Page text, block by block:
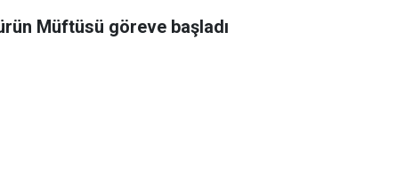
Müftüsü göreve başladı